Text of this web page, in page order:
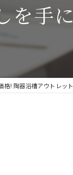
を手
格! 陶器浴槽アウトレッ